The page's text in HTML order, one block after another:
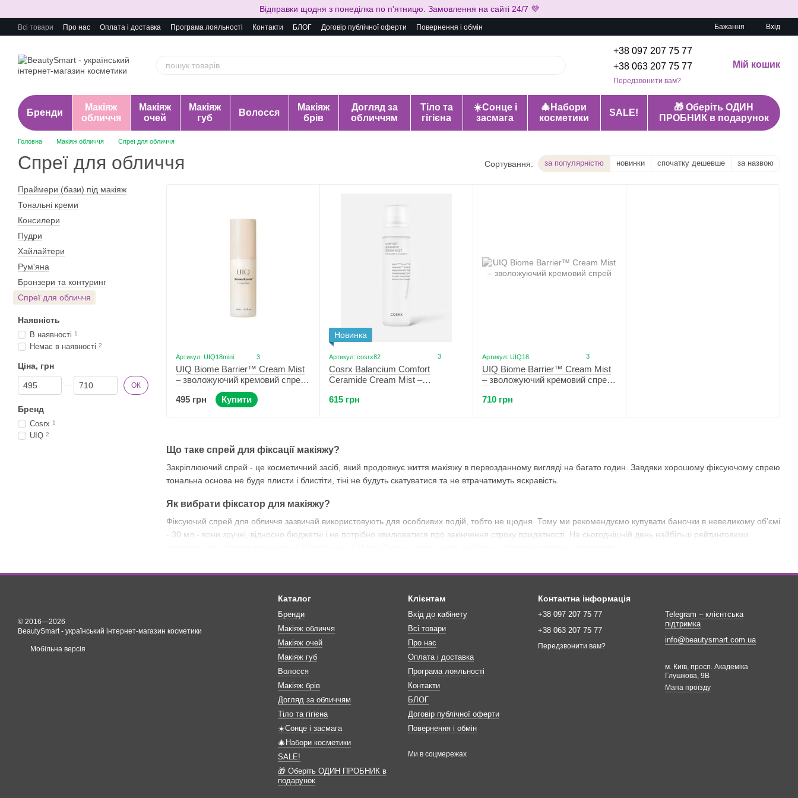
Відправки щодня з понеділка по п'ятницю. Замовлення на сайті 24/7 💜
Всі товари Про нас Оплата і доставка Програма лояльності Контакти БЛОГ Договір публічної оферти Повернення і обмін Бажання Вхід
+38 097 207 75 77
+38 063 207 75 77
Передзвонити вам?
Мій кошик
Бренди
Макіяж
обличчя
Макіяж
очей
Макіяж
губ
Волосся
Макіяж
брів
Догляд за
обличчям
Тіло та
гігієна
☀️Сонце і
засмага
🎄Набори
косметики
SALE!
🎁 Оберіть ОДИН
ПРОБНИК в подарунок
Головна Макіяж обличчя Спреї для обличчя
Спреї для обличчя Сортування: за популярністю новинки спочатку дешевше за назвою
Що таке спрей для фіксації макіяжу?
Закріплюючий спрей - це косметичний засіб, який продовжує життя макіяжу в первозданному вигляді на багато годин. Завдяки хорошому фіксуючому спрею
тональна основа не буде плисти і блистіти, тіні не будуть скатуватися та не втрачатимуть яскравість.
Як вибрати фіксатор для макіяжу?
Фіксуючий спрей для обличчя зазвичай використовують для особливих подій, тобто не щодня. Тому ми рекомендуємо купувати баночки в невеликому об’ємі
- 30 мл - вони зручні, відносно бюджетні і не потрібно хвилюватися про закінчення строку придатності. На сьогоднішній день найбільш рейтинговими
Як користуватися спреєм для макіяжу?
Артикул: UIQ18mini 3
UIQ Biome Barrier™ Cream Mist
– зволожуючий кремовий спрей
495 грн
Купити
Новинка
Артикул: cosrx82 3
Cosrx Balancium Comfort
Ceramide Cream Mist –
керамідами
615 грн
Артикул: UIQ18 3
UIQ Biome Barrier™ Cream Mist
– зволожуючий кремовий спрей
710 грн
Праймери (бази) під макіяж
Тональні креми
Консилери
Пудри
Хайлайтери
Рум'яна
Бронзери та контуринг
Спреї для обличчя
Наявність
В наявності 1
Немає в наявності 2
Ціна, грн
Від Ціна, грн
До Ціна, грн ОК
Бренд
Cosrx 1
UIQ 2
© 2016—2026
BeautySmart - український інтернет-магазин косметики
Мобільна версія
Каталог
Бренди
Макіяж обличчя
Макіяж очей
Макіяж губ
Волосся
Макіяж брів
Догляд за обличчям
Тіло та гігієна
☀️Сонце і засмага
🎄Набори косметики
SALE!
🎁 Оберіть ОДИН ПРОБНИК в
подарунок
Клієнтам
Вхід до кабінету
Всі товари
Про нас
Оплата і доставка
Програма лояльності
Контакти
БЛОГ
Договір публічної оферти
Повернення і обмін
Ми в соцмережах
Контактна інформація
+38 097 207 75 77
+38 063 207 75 77
Передзвонити вам?
Telegram – клієнтська
підтримка
info@beautysmart.com.ua
м. Київ, просп. Академіка
Глушкова, 9В
Мапа проїзду